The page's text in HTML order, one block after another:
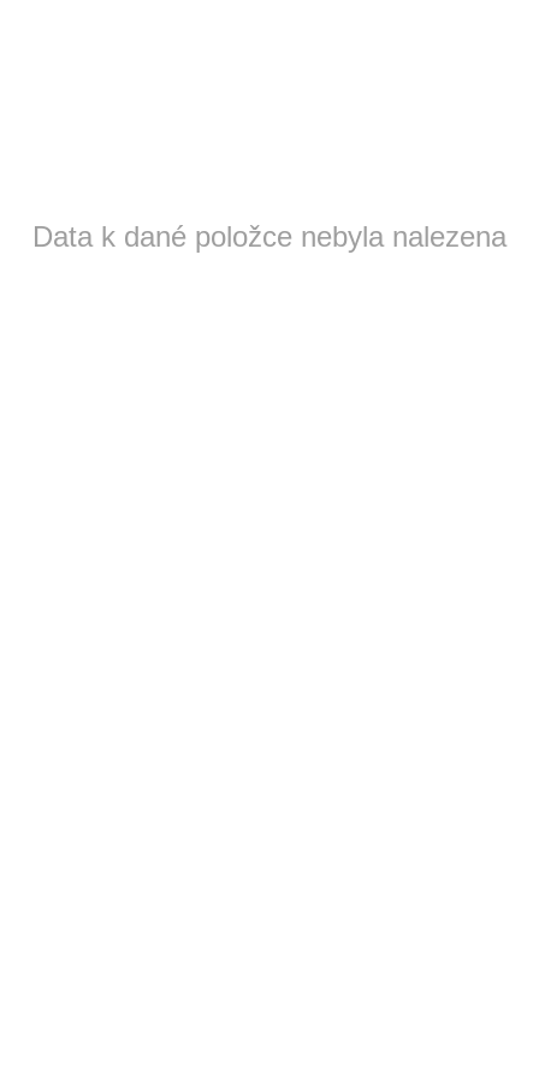
Data k dané položce nebyla nalezena